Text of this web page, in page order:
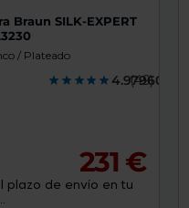
Braun SILK-EXPERT
/ Plateado
4.9796000
(49)
231 €
plazo de envío en tu